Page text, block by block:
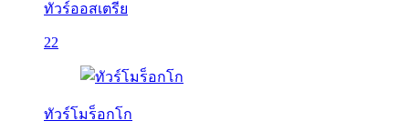
ทัวร์ออสเตรีย
22
ทัวร์โมร็อกโก